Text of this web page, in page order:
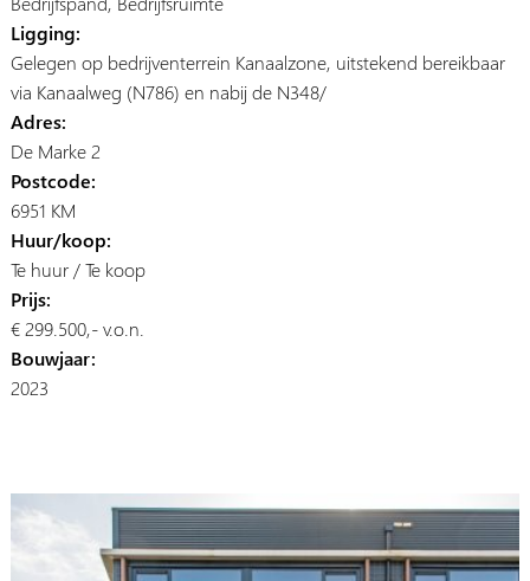
Ligging:
Gelegen op bedrijventerrein Kanaalzone, uitstekend bereikbaar
via Kanaalweg (N786) en nabij de N348/
Adres:
De Marke 2
Postcode:
6951 KM
Huur/koop:
Te huur / Te koop
Prijs:
€ 299.500,- v.o.n.
Bouwjaar:
2023